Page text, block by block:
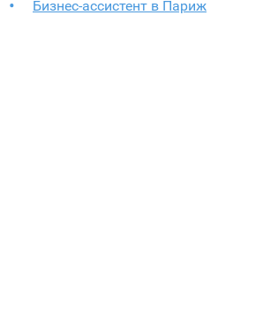
Бизнес-ассистент в Париж